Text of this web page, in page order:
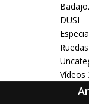
DUSI
Vídeos